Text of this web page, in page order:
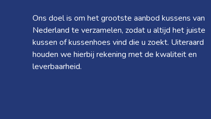
Ons doel is om het grootste aanbod kussens van
Nederland te verzamelen, zodat u altijd het juiste
kussen of kussenhoes vind die u zoekt. Uiteraard
houden we hierbij rekening met de kwaliteit en
leverbaarheid.